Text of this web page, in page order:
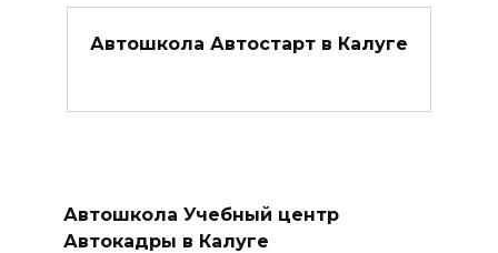
Автошкола Автостарт в Калуге
Автошкола Учебный центр
Автокадры в Калуге